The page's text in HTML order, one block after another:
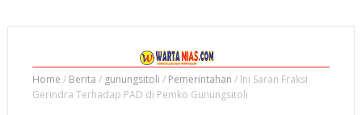
Home / Berita / gunungsitoli / Pemerintahan / Ini Saran Fraksi
Gerindra Terhadap PAD di Pemko Gunungsitoli